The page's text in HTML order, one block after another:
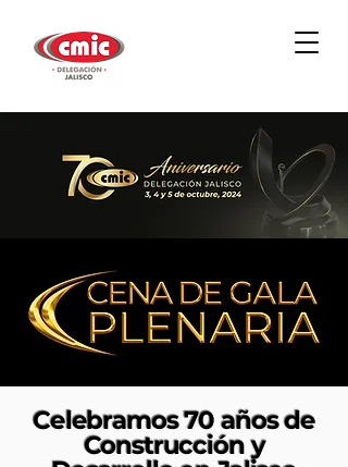
Celebramos 70 años de
Construcción y